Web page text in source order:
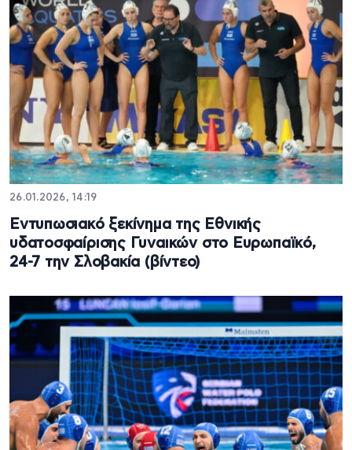
26.01.2026, 14:19
Εντυπωσιακό ξεκίνημα της Εθνικής
υδατοσφαίρισης Γυναικών στο Ευρωπαϊκό,
24-7 την Σλοβακία (βίντεο)